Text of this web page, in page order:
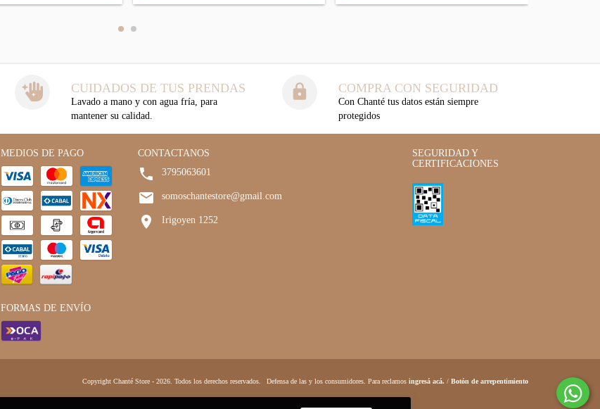
CUIDADOS DE TUS PRENDAS
Lavado a mano y con agua fría, para
mantener su calidad.
COMPRA CON SEGURIDAD
Con Chanté tus datos están siempre
protegidos
MEDIOS DE PAGO
FORMAS DE ENVÍO
CONTACTANOS
3795063601
somoschantestore@gmail.com
Irigoyen 1252
SEGURIDAD Y
CERTIFICACIONES
Copyright Chanté Store - 2026. Todos los derechos reservados. Defensa de las y los consumidores. Para reclamos ingresá acá. / Botón de arrepentimiento